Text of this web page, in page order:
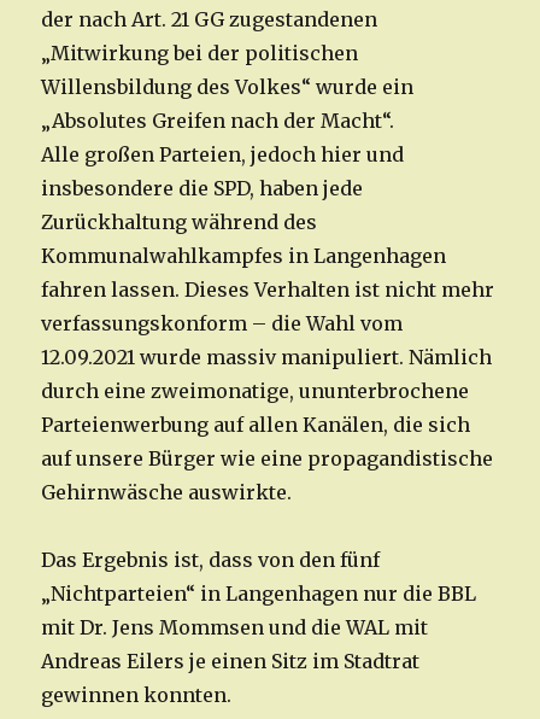
der nach Art. 21 GG zugestandenen
„Mitwirkung bei der politischen
Willensbildung des Volkes“ wurde ein
„Absolutes Greifen nach der Macht“.
Alle großen Parteien, jedoch hier und
insbesondere die SPD, haben jede
Zurückhaltung während des
Kommunalwahlkampfes in Langenhagen
fahren lassen. Dieses Verhalten ist nicht mehr
verfassungskonform – die Wahl vom
12.09.2021 wurde massiv manipuliert. Nämlich
durch eine zweimonatige, ununterbrochene
Parteienwerbung auf allen Kanälen, die sich
auf unsere Bürger wie eine propagandistische
Gehirnwäsche auswirkte.
Das Ergebnis ist, dass von den fünf
„Nichtparteien“ in Langenhagen nur die BBL
mit Dr. Jens Mommsen und die WAL mit
Andreas Eilers je einen Sitz im Stadtrat
gewinnen konnten.